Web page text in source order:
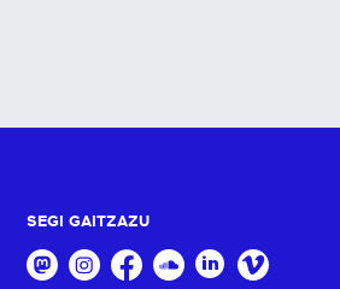
SEGI GAITZAZU